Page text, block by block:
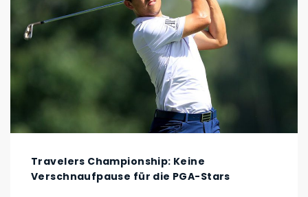
Travelers Championship: Keine
Verschnaufpause für die PGA-Stars